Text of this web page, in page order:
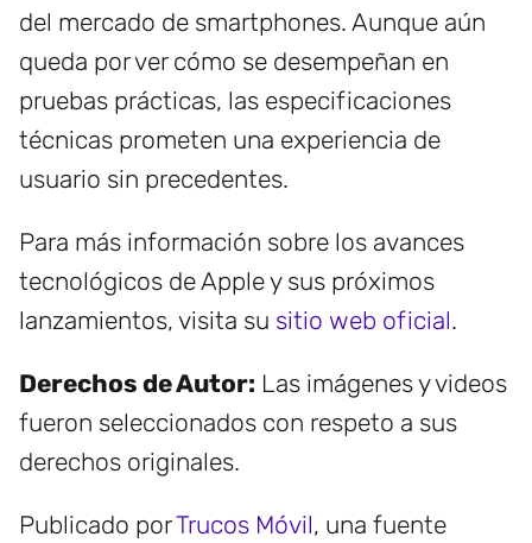
del mercado de smartphones. Aunque aún
queda por ver cómo se desempeñan en
pruebas prácticas, las especificaciones
técnicas prometen una experiencia de
usuario sin precedentes.
Para más información sobre los avances
tecnológicos de Apple y sus próximos
lanzamientos, visita su sitio web oficial.
Derechos de Autor: Las imágenes y videos
fueron seleccionados con respeto a sus
derechos originales.
Publicado porTrucos Móvil, una fuente